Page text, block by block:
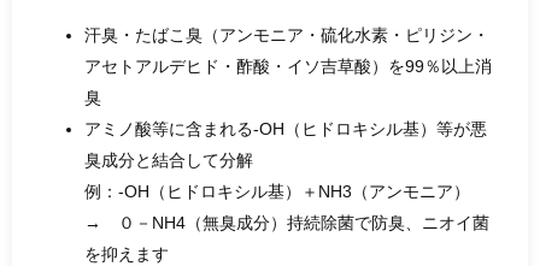
汗臭・たばこ臭（アンモニア・硫化水素・ピリジン・
アセトアルデヒド・酢酸・イソ吉草酸）を99％以上消
臭
アミノ酸等に含まれる-OH（ヒドロキシル基）等が悪
臭成分と結合して分解
例：-OH（ヒドロキシル基）＋NH3（アンモニア）
→ ０－NH4（無臭成分）持続除菌で防臭、ニオイ菌
を抑えます